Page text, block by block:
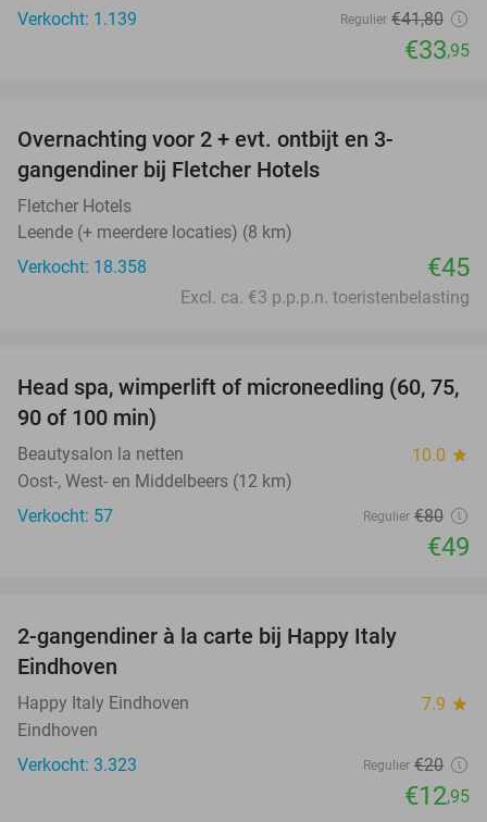
Verkocht: 1.139
Regulier €41,80
€33,95
Overnachting voor 2 + evt. ontbijt en 3-
gangendiner bij Fletcher Hotels
Fletcher Hotels
Leende (+ meerdere locaties) (8 km)
Verkocht: 18.358
€45
Excl. ca. €3 p.p.p.n. toeristenbelasting
39%
Head spa, wimperlift of microneedling (60, 75,
90 of 100 min)
Beautysalon la netten 10.0 star
Oost-, West- en Middelbeers (12 km)
Verkocht: 57
Regulier €80
€49
2-gangendiner à la carte bij Happy Italy
Eindhoven
Happy Italy Eindhoven 7.9 star
Eindhoven
Verkocht: 3.323
Regulier €20
€12,95